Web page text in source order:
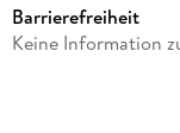
Produktart
Barrierefreiheit
Keine Information